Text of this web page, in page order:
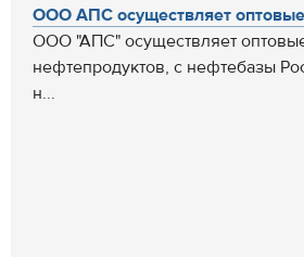
ООО АПС осуществляет оптовые
ООО "АПС" осуществляет
нефтепродуктов, с нефтебазы
н...